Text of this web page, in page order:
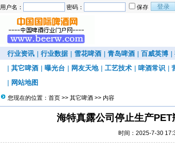
用户名： 密码： 保存
行业资讯 | 行业数据 | 雪花啤酒 | 青岛啤酒 | 百威英博 |
| 其它啤酒 | 曝光台 | 网友天地 | 工艺技术 | 啤酒常识 |
| 网站地图
您现在的位置： 首页 >> 其它啤酒 >> 内容
海特真露公司停止生产
时间：2025-7-30